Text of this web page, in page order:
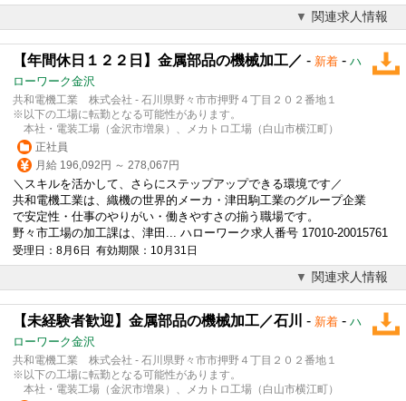
関連求人情報
【年間休日１２２日】金属部品の機械加工／ - 新着 - ハ
ローワーク金沢
共和電機工業 株式会社 - 石川県野々市市押野４丁目２０２番地１
※以下の工場に転勤となる可能性があります。
本社・電装工場（金沢市増泉）、メカトロ工場（白山市横江町）
正社員
月給 196,092円 ～ 278,067円
＼スキルを活かして、さらにステップアップできる環境です／
共和電機工業は、織機の世界的メーカ・津田駒工業のグループ企業
で安定性・仕事のやりがい・働きやすさの揃う職場です。
野々市工場の加工課は、津田... ハローワーク求人番号 17010-20015761
受理日：8月6日 有効期限：10月31日
関連求人情報
【未経験者歓迎】金属部品の機械加工／石川 - 新着 - ハ
ローワーク金沢
共和電機工業 株式会社 - 石川県野々市市押野４丁目２０２番地１
※以下の工場に転勤となる可能性があります。
本社・電装工場（金沢市増泉）、メカトロ工場（白山市横江町）